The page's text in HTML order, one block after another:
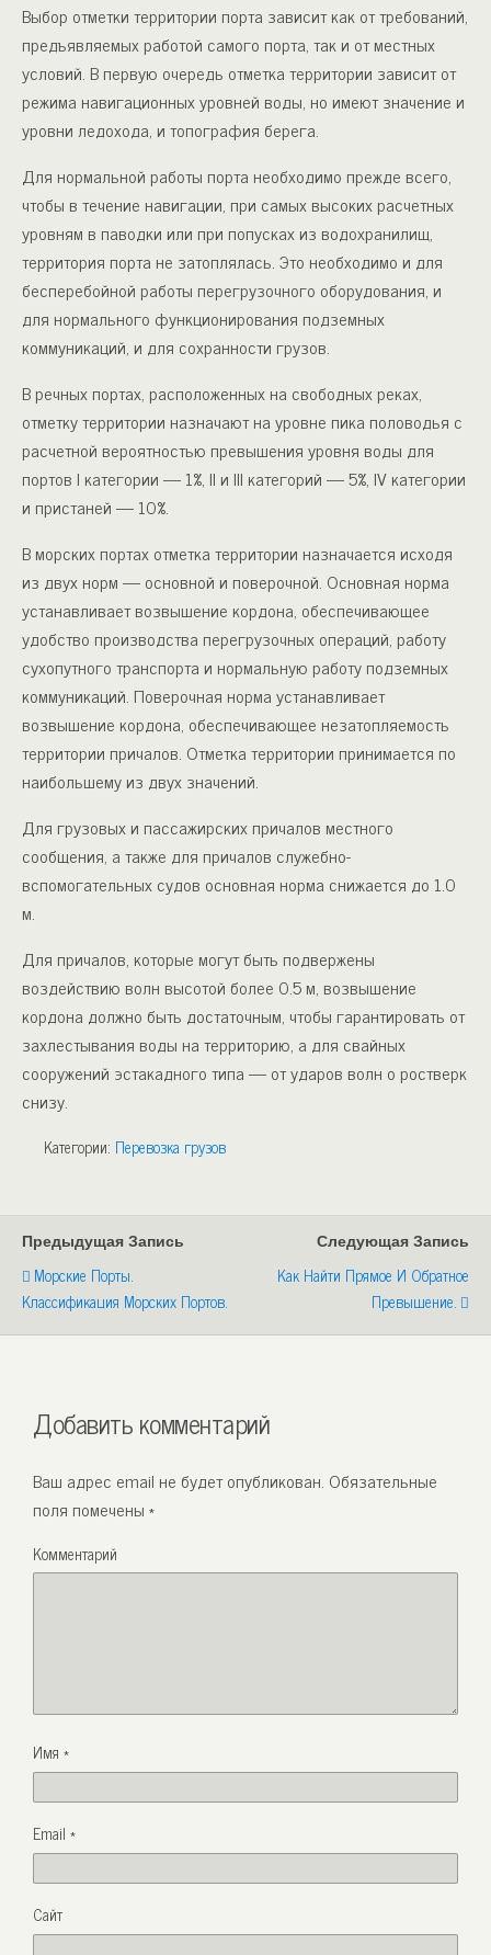
Вы­бор отметки территории порта зависит как от требований,
предъ­являемых работой самого порта, так и от местных
условий. В первую очередь отметка территории зависит от
режима навига­ционных уровней воды, но имеют значение и
уровни ледохода, и топография берега.
Для нормальной работы порта необходимо прежде всего,
что­бы в течение навигации, при самых высоких расчетных
уровням в паводки или при попусках из водохранилищ,
территория порта не затоплялась. Это необходимо и для
бесперебойной работы пе­регрузочного оборудования, и
для нормального функционирования подземных
коммуникаций, и для сохранности грузов.
В речных портах, расположенных на свободных реках,
отмет­ку территории назначают на уровне пика половодья с
расчетной вероятностью превышения уровня воды для
портов I категории — 1%, II и III категорий — 5%, IV категории
и пристаней — 10%.
В морских портах отметка территории назначается исходя
из двух норм — основной и поверочной. Основная норма
устанавли­вает возвышение кордона, обеспечивающее
удобство производст­ва перегрузочных операций, работу
сухопутного транспорта и нормальную работу подземных
коммуникаций. Поверочная норма устанавливает
возвышение кордона, обеспечивающее незатопляе­мость
территории причалов. Отметка территории принимается по
наибольшему из двух значений.
Для грузовых и пассажирских причалов местного
сообщения, а также для причалов служебно-
вспомогательных судов основ­ная норма снижается до 1.0
м.
Для причалов, которые могут быть подвержены
воздействию волн высотой более 0.5 м, возвышение
кордона должно быть до­статочным, чтобы гарантировать от
захлестывания воды на тер­риторию, а для свайных
сооружений эстакадного типа — от уда­ров волн о ростверк
снизу.
Категории: Перевозка грузов
Предыдущая Запись
Морские Порты.
Классификация Морских Портов.
Следующая Запись
Как Найти Прямое И Обратное
Превышение.
Добавить комментарий
Ваш адрес email не будет опубликован. Обязательные
поля помечены*
Комментарий
Имя *
Email *
Сайт